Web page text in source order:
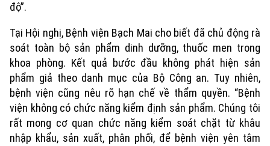
Xu hướng
độ”.
Tại Hội nghị, Bệnh viện Bạch Mai cho biết đã chủ động rà
soát toàn bộ sản phẩm dinh dưỡng, thuốc men trong
khoa phòng. Kết quả bước đầu không phát hiện sản
phẩm giả theo danh mục của Bộ Công an. Tuy nhiên,
bệnh viện cũng nêu rõ hạn chế về thẩm quyền. “Bệnh
viện không có chức năng kiểm định sản phẩm. Chúng tôi
rất mong cơ quan chức năng kiểm soát chặt từ khâu
nhập khẩu, sản xuất, phân phối, để bệnh viện yên tâm